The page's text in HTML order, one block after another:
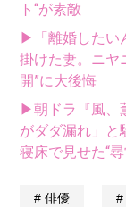
ト“が素敵
▶「離婚したい
掛けた妻。ニヤ
開”に大後悔
▶朝ドラ『風、
がダダ漏れ」と
寝床で見せた“
俳優